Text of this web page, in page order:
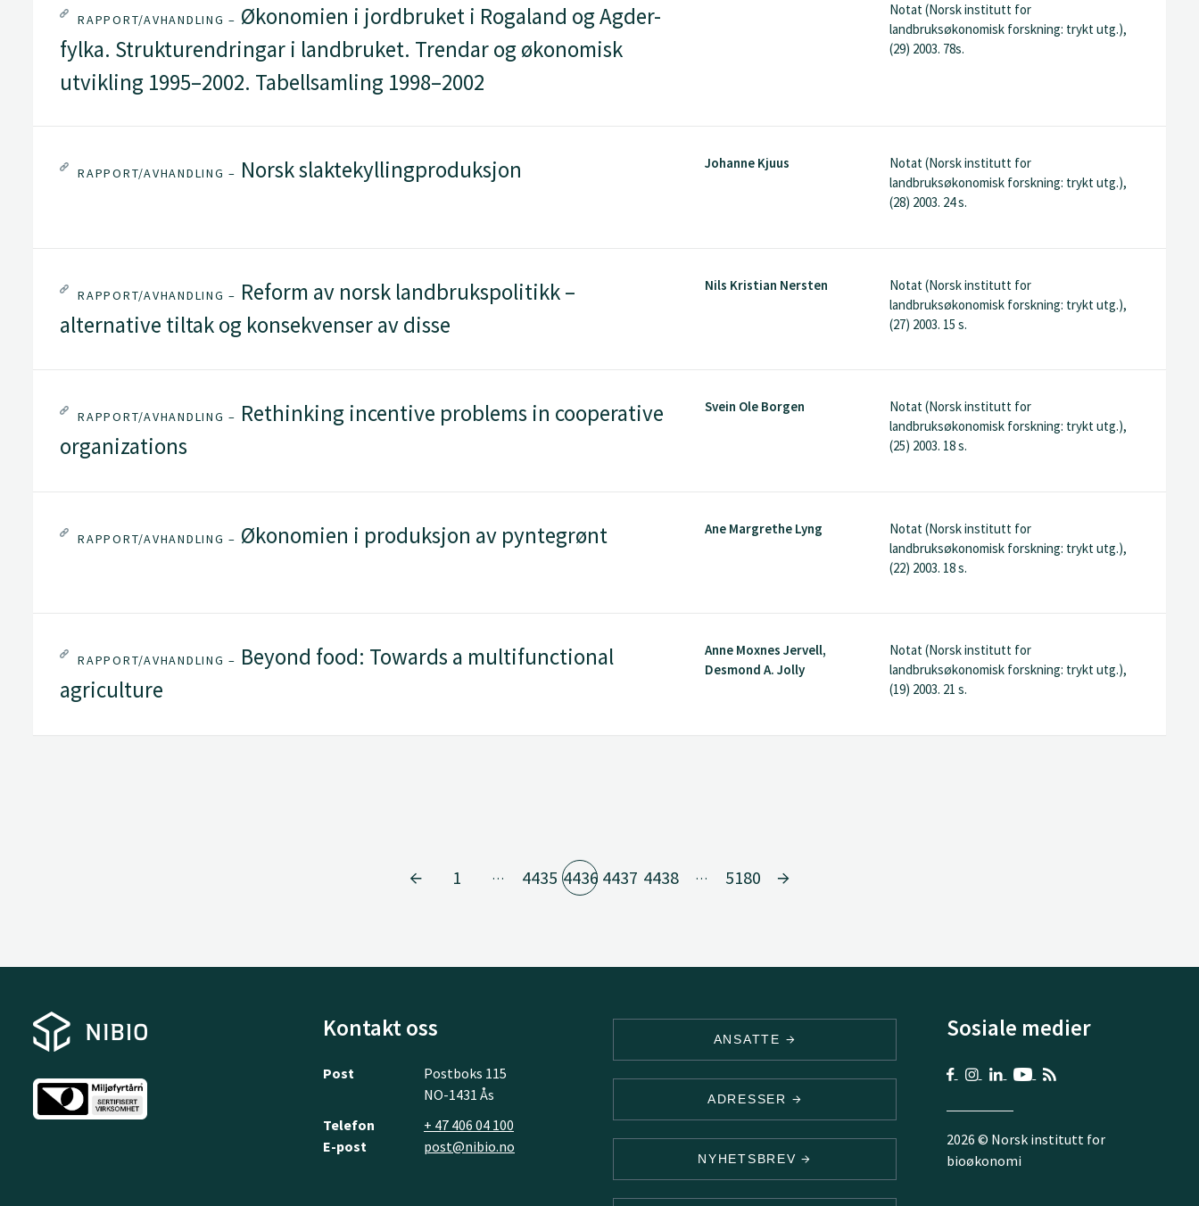
RAPPORT/AVHANDLING – Økonomien i jordbruket i Rogaland og Agder-
fylka. Strukturendringar i landbruket. Trendar og økonomisk
utvikling 1995–2002. Tabellsamling 1998–2002
Notat (Norsk institutt for
landbruksøkonomisk forskning: trykt utg.),
(29) 2003. 78s.
RAPPORT/AVHANDLING – Norsk slaktekyllingproduksjon Johanne Kjuus
Notat (Norsk institutt for
landbruksøkonomisk forskning: trykt utg.),
(28) 2003. 24 s.
RAPPORT/AVHANDLING – Reform av norsk landbrukspolitikk –
alternative tiltak og konsekvenser av disse
Nils Kristian Nersten
Notat (Norsk institutt for
landbruksøkonomisk forskning: trykt utg.),
(27) 2003. 15 s.
RAPPORT/AVHANDLING – Rethinking incentive problems in cooperative
organizations
Svein Ole Borgen
Notat (Norsk institutt for
landbruksøkonomisk forskning: trykt utg.),
(25) 2003. 18 s.
RAPPORT/AVHANDLING – Økonomien i produksjon av pyntegrønt Ane Margrethe Lyng
Notat (Norsk institutt for
landbruksøkonomisk forskning: trykt utg.),
(22) 2003. 18 s.
RAPPORT/AVHANDLING – Beyond food: Towards a multifunctional
agriculture
Anne Moxnes Jervell,
Desmond A. Jolly
Notat (Norsk institutt for
landbruksøkonomisk forskning: trykt utg.),
(19) 2003. 21 s.
1 … 4435 4436 4437 4438 … 5180
Kontakt oss
Post
Postboks 115
NO-1431 Ås
Telefon
+ 47 406 04 100
E-post
post@nibio.no
ANSATTE
ADRESSER
NYHETSBREV
Sosiale medier
2026 © Norsk institutt for
bioøkonomi